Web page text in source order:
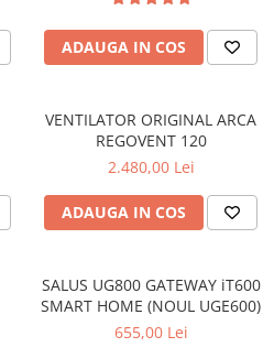
ADAUGA IN COS
VENTILATOR ORIGINAL ARCA
REGOVENT 120
2.480,00 Lei
ADAUGA IN COS
SALUS UG800 GATEWAY iT600
SMART HOME (NOUL UGE600)
655,00 Lei